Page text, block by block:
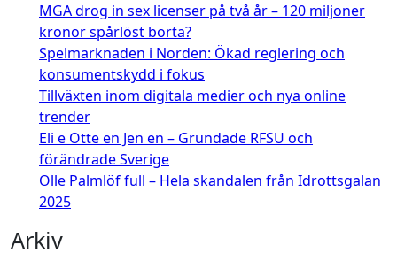
MGA drog in sex licenser på två år – 120 miljoner
kronor spårlöst borta?
Spelmarknaden i Norden: Ökad reglering och
konsumentskydd i fokus
Tillväxten inom digitala medier och nya online
trender
Eli e Otte en Jen en – Grundade RFSU och
förändrade Sverige
Olle Palmlöf full – Hela skandalen från Idrottsgalan
2025
Arkiv